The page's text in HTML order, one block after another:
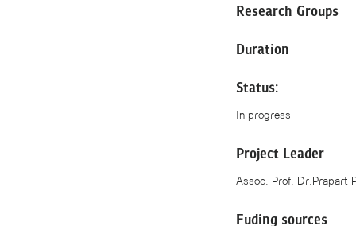
Research Groups
Duration
Status:
In progress
Project Leader
Assoc. Prof. Dr.Prapart
Fuding sources